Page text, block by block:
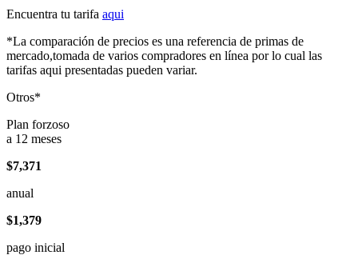
Encuentra tu tarifa aqui
*La comparación de precios es una referencia de primas de
mercado,tomada de varios compradores en línea por lo cual las
tarifas aqui presentadas pueden variar.
Otros*
Plan forzoso
a 12 meses
$7,371
anual
$1,379
pago inicial